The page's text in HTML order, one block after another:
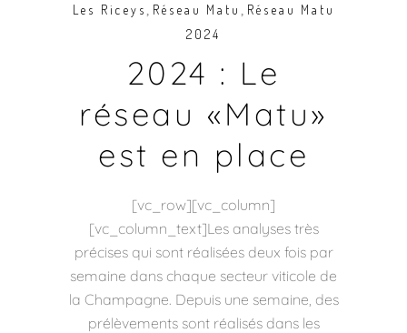
Les Riceys Réseau Matu
Réseau Matu
2024
2024 : Le
réseau «Matu»
est en place
[vc_row][vc_column]
[vc_column_text]Les analyses très
précises qui sont réalisées deux fois par
semaine dans chaque secteur viticole de
la Champagne. Depuis une semaine, des
prélèvements sont réalisés dans les